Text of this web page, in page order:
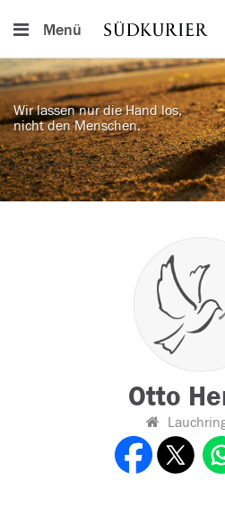
Menü
Wir lassen nur die Hand los,
nicht den Menschen.
Otto